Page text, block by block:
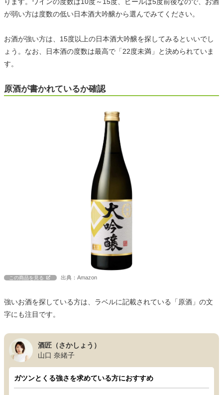
ります。ワインの度数は10度～15度、ビールは5度前後なので、お酒
が弱い方は度数の低い日本酒大吟醸から選んでみてください。
お酒が強い方は、15度以上の日本酒大吟醸を探してみるといいでし
ょう。なお、日本酒の度数は最高で「22度未満」と決められていま
す。
原酒が書かれているか確認
この商品を見る 出典：Amazon
強いお酒を探している方は、ラベルに記載されている「原酒」の文
字にも注目です。
酒匠（さかしょう）
山口 奈緒子
ガツンとくる強さを求めている方におすすめ